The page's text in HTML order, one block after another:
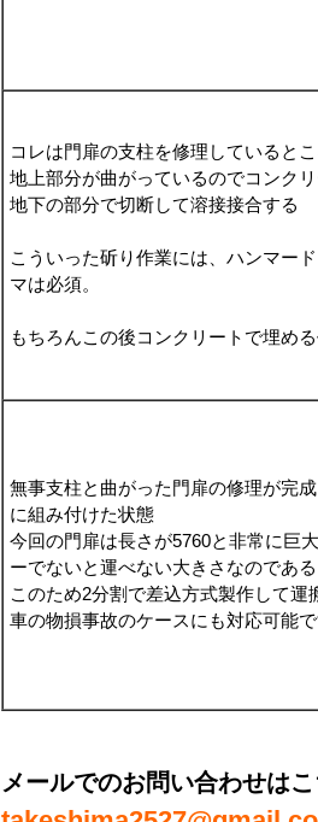
コレは門扉の支柱を修理しているとこ
地上部分が曲がっているのでコンク
地下の部分で切断して溶接接合する
こういった斫り作業には、ハンマー
マは必須。
もちろんこの後コンクリートで埋め
無事支柱と曲がった門扉の修理が完
に組み付けた状態
今回の門扉は長さが5760と非常に巨
ーでないと運べない大きさなのである
このため2分割で差込方式製作して運
車の物損事故のケースにも対応可能
メールでのお問い合わせは